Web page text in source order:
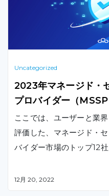
Uncategorized
2023年マネージド・
プロバイダー（
ここでは、ユーザーと業
評価した、マネージド・
バイダー市場のトップ12社
12月 20, 2022